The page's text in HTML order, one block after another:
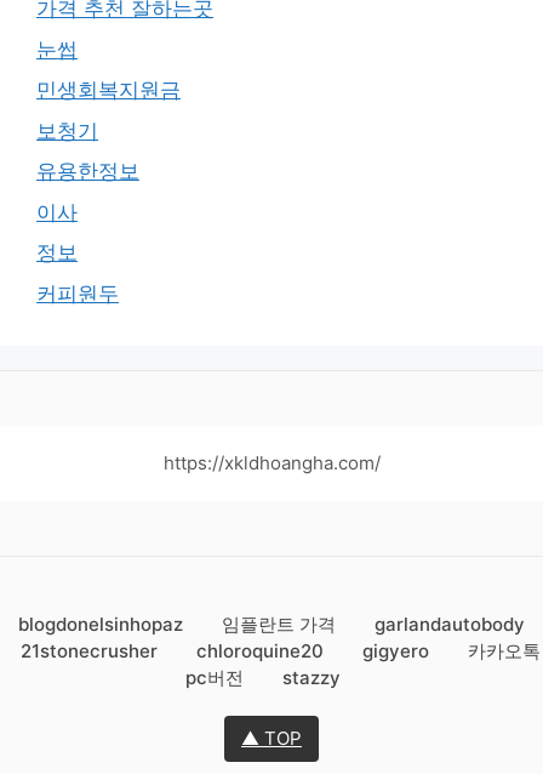
가격 추천 잘하는곳
눈썹
민생회복지원금
보청기
유용한정보
이사
정보
커피원두
https://xkldhoangha.com/
blogdonelsinhopaz 임플란트 가격
garlandautobody
21stonecrusher
chloroquine20 gigyero
카카오톡
pc버전
stazzy
▲ TOP